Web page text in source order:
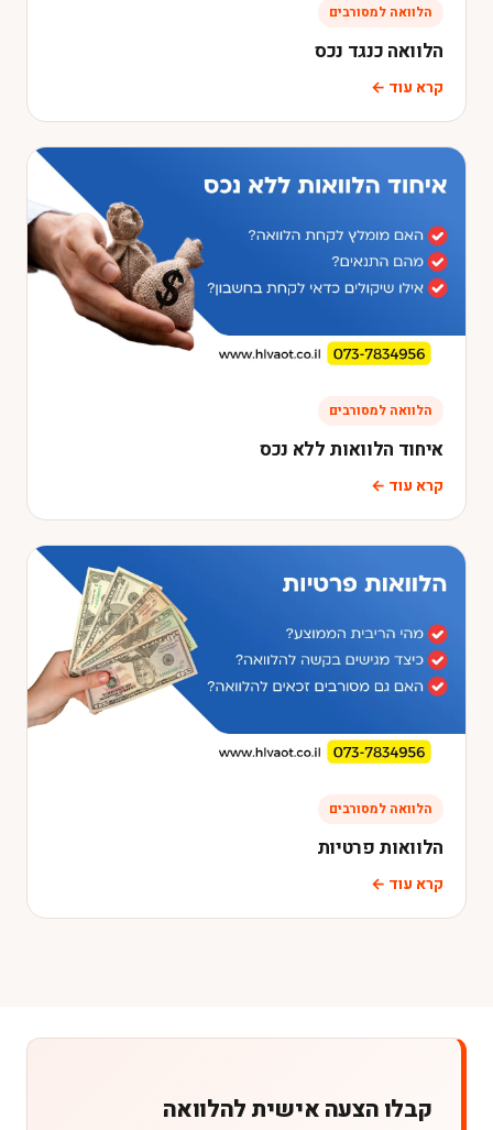
הלוואה למסורבים
הלוואה כנגד נכס
קרא עוד ←
הלוואה למסורבים
איחוד הלוואות ללא נכס
קרא עוד ←
הלוואה למסורבים
הלוואות פרטיות
קרא עוד ←
קבלו הצעה אישית להלוואה